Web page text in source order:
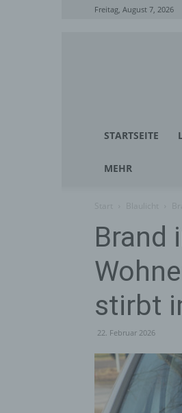
Freitag, August 7, 2026
STARTSEITE
MEHR
Brand
stirbt
22. Februar 2026